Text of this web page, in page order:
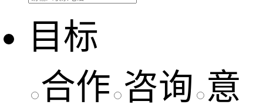
目标
合作 咨询 意